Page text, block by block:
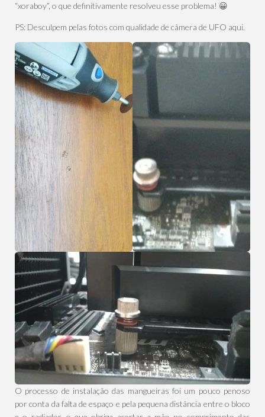
“xoraboy”, o que definitivamente resolveu esse problema! 😀
PS: Desculpem pelas fotos com qualidade de câmera de UFO aqui.
O processo de instalação das mangueiras foi um pouco penoso
por conta da falta de espaço e pela pequena distância entre o bloco